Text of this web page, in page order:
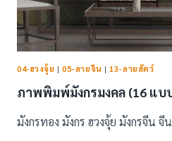
04-ฮวงจุ้ย |05-ลายจีน | 13-ลายสัตว์
ภาพพิมพ์มังกรมงคล (16 แบ
มังกรทอง มังกร ฮวงจุ้ย มังกรจีน จี